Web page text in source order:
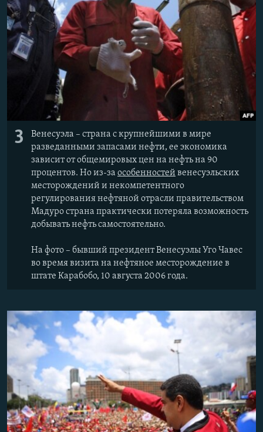
3
Венесуэла – страна с крупнейшими в мире
разведанными запасами нефти, ее экономика
зависит от общемировых цен на нефть на 90
процентов. Но из-за особенностей венесуэльских
месторождений и некомпетентного
регулирования нефтяной отрасли правительством
Мадуро страна практически потеряла возможность
добывать нефть самостоятельно.
На фото – бывший президент Венесуэлы Уго Чавес
во время визита на нефтяное месторождение в
штате Карабобо, 10 августа 2006 года.